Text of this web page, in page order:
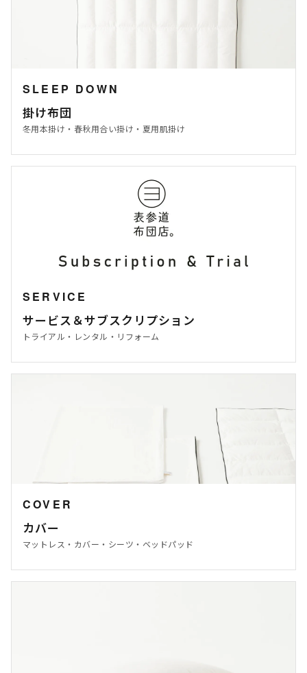
SLEEP DOWN
掛け布団
冬用本掛け・春秋用合い掛け・夏用肌掛け
SERVICE
サービス＆サブスクリプション
トライアル・レンタル・リフォーム
COVER
カバー
マットレス・カバー・シーツ・ベッドパッド